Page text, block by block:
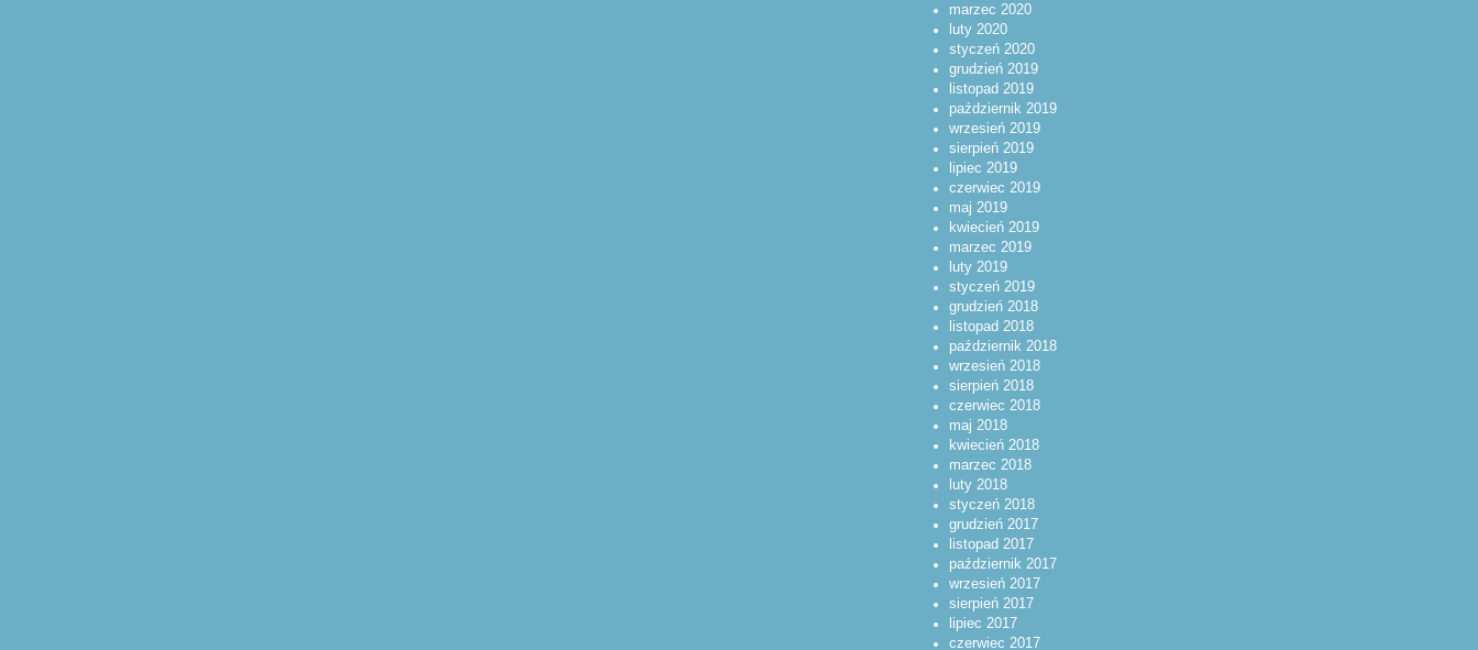
marzec 2020
luty 2020
styczeń 2020
grudzień 2019
listopad 2019
październik 2019
wrzesień 2019
sierpień 2019
lipiec 2019
czerwiec 2019
maj 2019
kwiecień 2019
marzec 2019
luty 2019
styczeń 2019
grudzień 2018
listopad 2018
październik 2018
wrzesień 2018
sierpień 2018
czerwiec 2018
maj 2018
kwiecień 2018
marzec 2018
luty 2018
styczeń 2018
grudzień 2017
listopad 2017
październik 2017
wrzesień 2017
sierpień 2017
lipiec 2017
czerwiec 2017